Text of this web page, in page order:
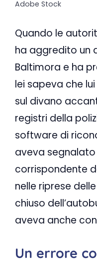
Adobe Stock
Quando le
ha aggredito un
Baltimora e ha
lei sapeva che
sul divano
registri della
software di
aveva
corrispondente
nelle riprese
chiuso
aveva anche
Un errore